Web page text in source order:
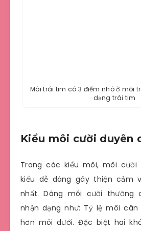
Môi trái tim có 3 điểm nhô ở môi
dạng trái tim
Kiểu môi cười duyên
Trong các kiểu môi, môi
kiểu dễ dàng gây thiện cảm
nhất. Dáng môi cười thường
nhận dạng như: Tỷ lệ môi
hơn môi dưới. Đặc biệt hai